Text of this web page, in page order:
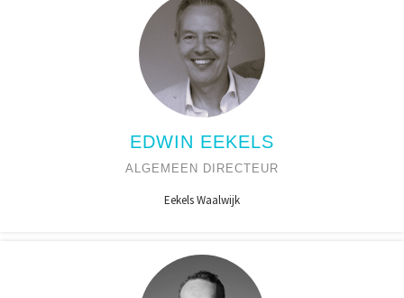
EDWIN EEKELS
ALGEMEEN DIRECTEUR
Eekels Waalwijk